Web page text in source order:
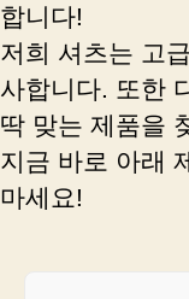
합니다!
저희 셔츠는 고
사합니다. 또한
딱 맞는 제품을
지금 바로 아래
마세요!